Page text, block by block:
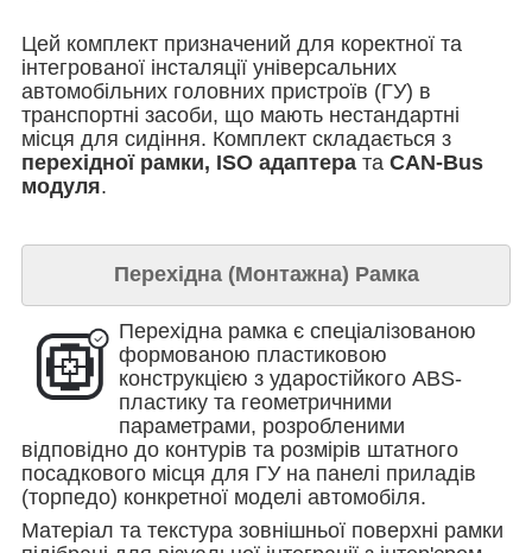
Цей комплект призначений для коректної та
інтегрованої інсталяції універсальних
автомобільних головних пристроїв (ГУ) в
транспортні засоби, що мають нестандартні
місця для сидіння. Комплект складається з
перехідної рамки, ISO адаптера та CAN-Bus
модуля.
Перехідна (Монтажна) Рамка
Перехідна рамка є спеціалізованою
формованою пластиковою
конструкцією з ударостійкого ABS-
пластику та геометричними
параметрами, розробленими
відповідно до контурів та розмірів штатного
посадкового місця для ГУ на панелі приладів
(торпедо) конкретної моделі автомобіля.
Матеріал та текстура зовнішньої поверхні рамки